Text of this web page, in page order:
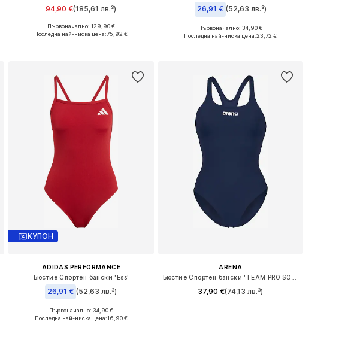
94,90 €(185,61 лв.³)
Предлага се в много размери
Първоначално: 129,90 €
Последна най-ниска цена:75,92 €
26,91 € (52,63 лв.³)
Налични размери: S, M, M, L, XL
Първоначално: 34,90 €
Последна най-ниска цена:23,72 €
КУПОН
ADIDAS PERFORMANCE
Бюстие Спортен бански 'Ess'
26,91 € (52,63 лв.³)
Налични размери: S, M, L, L
Първоначално: 34,90 €
Последна най-ниска цена:16,90 €
ARENA
37,90 €(74,13 лв.³)